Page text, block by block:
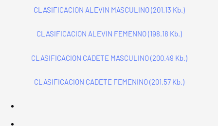
CLASIFICACION ALEVIN MASCULINO (201.13 Kb.)
CLASIFICACION ALEVIN FEMENNO (198.18 Kb.)
CLASIFICACION CADETE MASCULINO (200.49 Kb.)
CLASIFICACION CADETE FEMENINO (201.57 Kb.)